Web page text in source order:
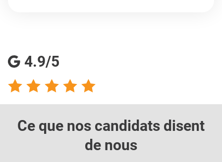
4.9/5
Ce que nos candidats disent
de nous